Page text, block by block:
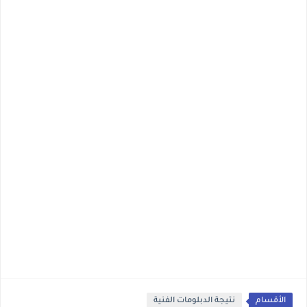
الأقسام نتيجة الدبلومات الفنية